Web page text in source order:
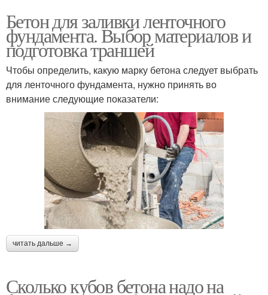
Бетон для заливки ленточного
фундамента. Выбор материалов и
подготовка траншей
Чтобы определить, какую марку бетона следует выбрать
для ленточного фундамента, нужно принять во
внимание следующие показатели:
читать дальше →
Сколько кубов бетона надо на